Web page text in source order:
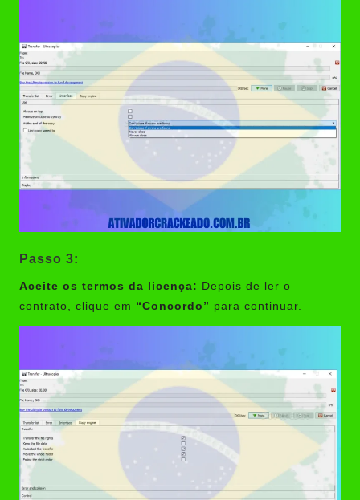
Passo 3:
Aceite os termos da licença: Depois de ler o
contrato, clique em “Concordo” para continuar.